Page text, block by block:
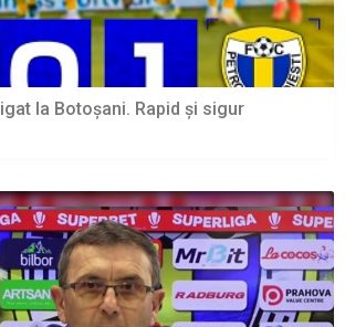
la Botoșani. Rapid și sigur